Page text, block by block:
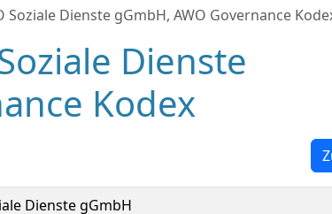
Dienste gGmbH, AWO Governance
Dienste
Kodex
Dienste gGmbH